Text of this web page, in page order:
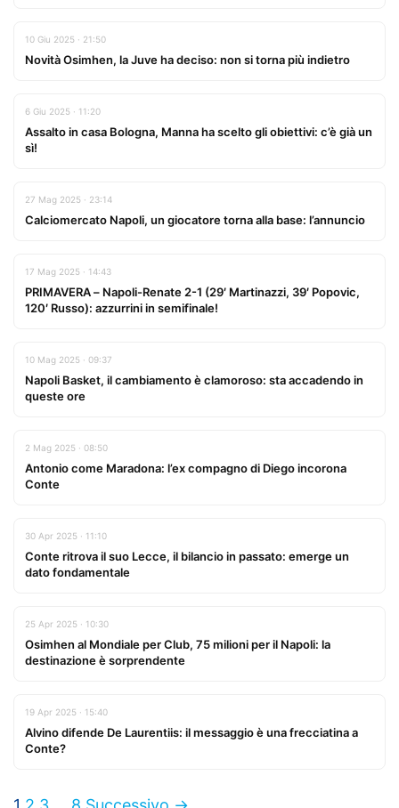
10 Giu 2025 · 21:50
Novità Osimhen, la Juve ha deciso: non si torna più indietro
6 Giu 2025 · 11:20
Assalto in casa Bologna, Manna ha scelto gli obiettivi: c’è già un
sì!
27 Mag 2025 · 23:14
Calciomercato Napoli, un giocatore torna alla base: l’annuncio
17 Mag 2025 · 14:43
PRIMAVERA – Napoli-Renate 2-1 (29′ Martinazzi, 39′ Popovic,
120′ Russo): azzurrini in semifinale!
10 Mag 2025 · 09:37
Napoli Basket, il cambiamento è clamoroso: sta accadendo in
queste ore
2 Mag 2025 · 08:50
Antonio come Maradona: l’ex compagno di Diego incorona
Conte
30 Apr 2025 · 11:10
Conte ritrova il suo Lecce, il bilancio in passato: emerge un
dato fondamentale
25 Apr 2025 · 10:30
Osimhen al Mondiale per Club, 75 milioni per il Napoli: la
destinazione è sorprendente
19 Apr 2025 · 15:40
Alvino difende De Laurentiis: il messaggio è una frecciatina a
Conte?